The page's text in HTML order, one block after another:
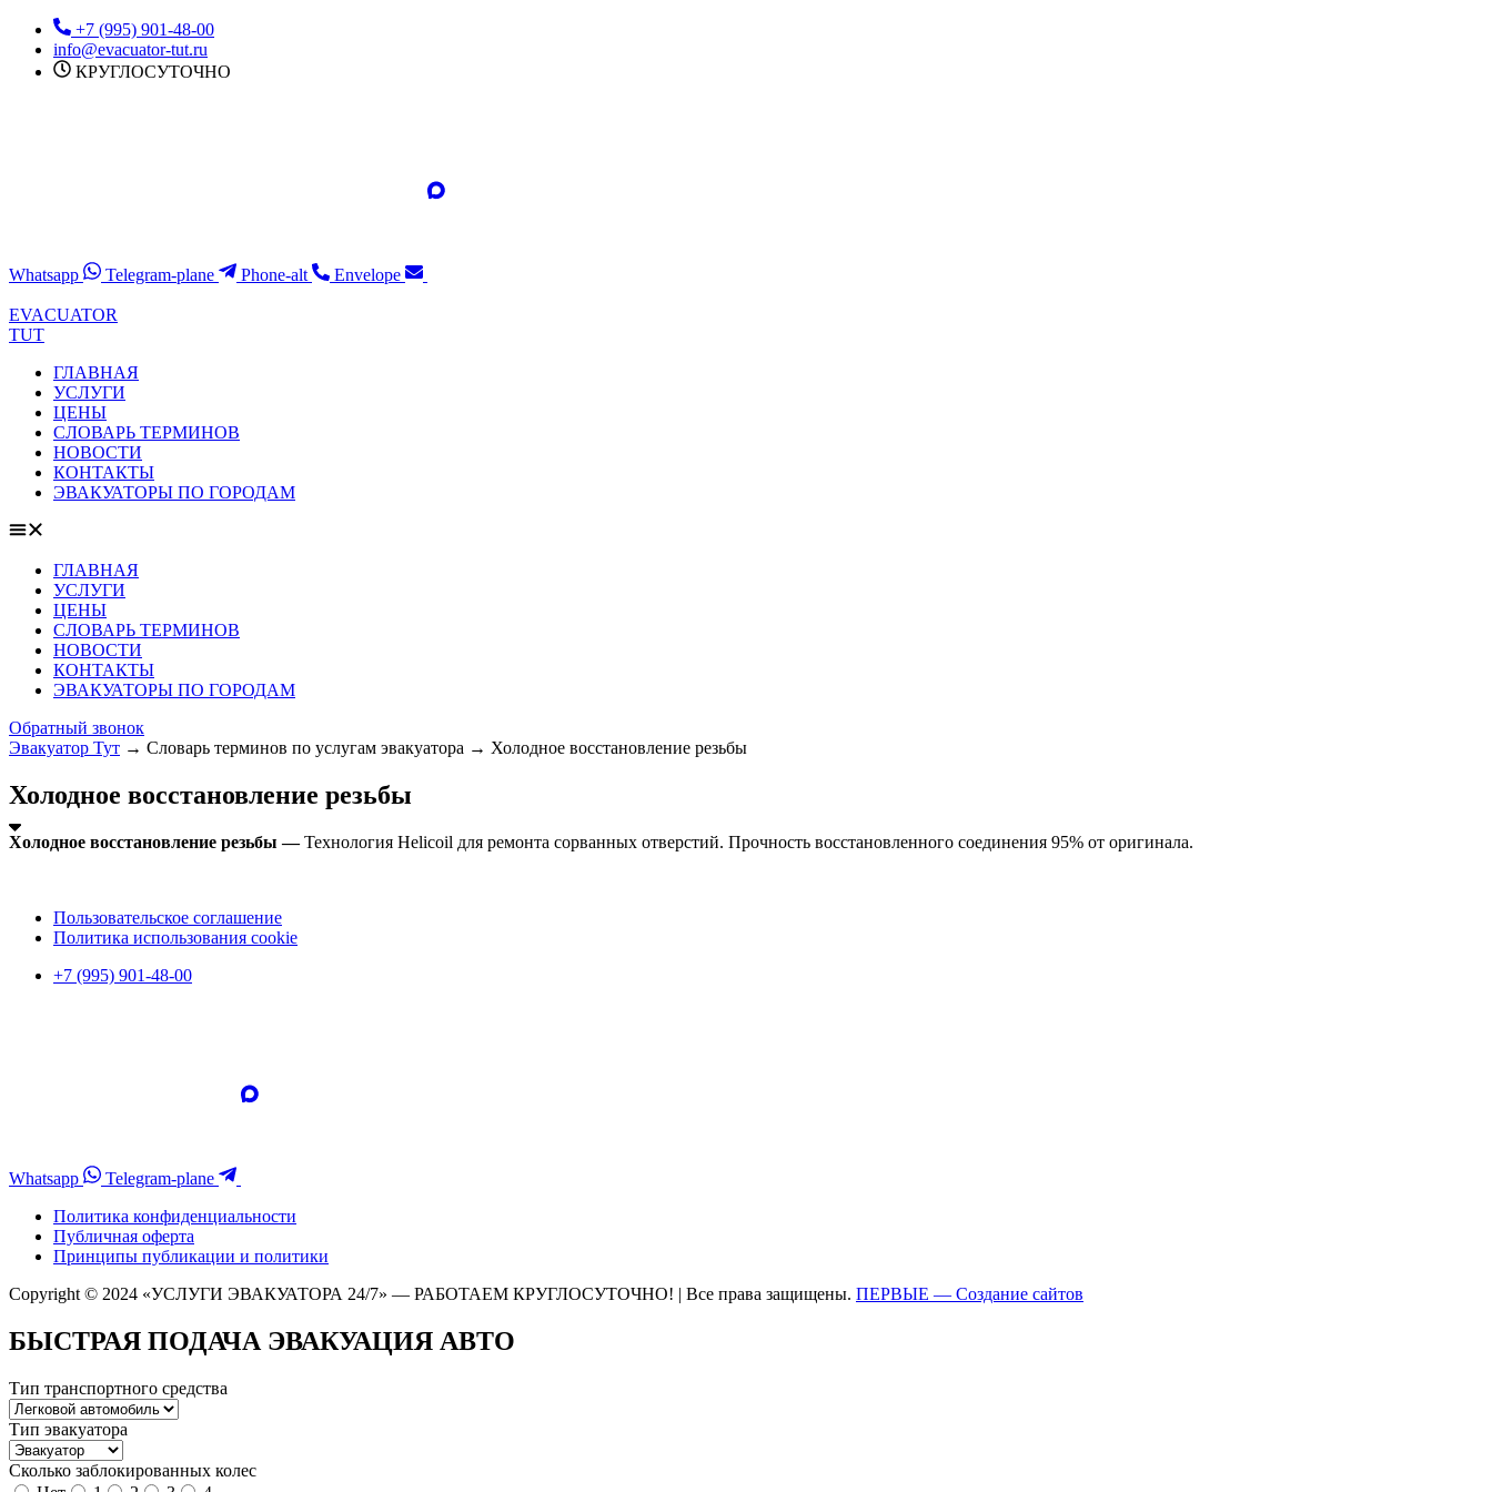
Перейти
содержимому
+7 (995) 901-48-00
info@evacuator-tut.ru
КРУГЛОСУТОЧНО
Whatsapp Telegram-plane Phone-alt Envelope
EVACUATOR
TUT
ГЛАВНАЯ
УСЛУГИ
ЦЕНЫ
СЛОВАРЬ ТЕРМИНОВ
НОВОСТИ
КОНТАКТЫ
ЭВАКУАТОРЫ ПО ГОРОДАМ
ГЛАВНАЯ
УСЛУГИ
ЦЕНЫ
СЛОВАРЬ ТЕРМИНОВ
НОВОСТИ
КОНТАКТЫ
ЭВАКУАТОРЫ ПО ГОРОДАМ
Обратный звонок
Эвакуатор Тут → Словарь терминов по услугам эвакуатора → Холодное восстановление резьбы
Холодное восстановление резьбы
Холодное восстановление резьбы —Технология Helicoil для ремонта сорванных отверстий. Прочность восстановленного соединения 95% от оригинала.
Пользовательское соглашение
Политика использования cookie
+7 (995) 901-48-00
Whatsapp
Telegram-plane
Политика конфиденциальности
Публичная оферта
Принципы публикации и политики
Copyright © 2024 «УСЛУГИ ЭВАКУАТОРА 24/7» — РАБОТАЕМ КРУГЛОСУТОЧНО! | Все права защищены. ПЕРВЫЕ — Создание сайтов
БЫСТРАЯ ПОДАЧА ЭВАКУАЦИЯ АВТО
Тип транспортного средства
Тип эвакуатора
Сколько заблокированных колес